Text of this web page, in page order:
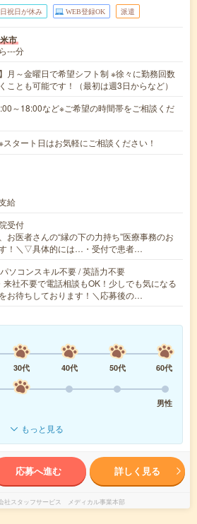
祝日が休み WEB登録OK 派遣
市
---分
月～金曜日で希望シフト制 ※徐々に勤務回数
ことも可能です！（最初は週3日からなど）
～18:00など※ご希望の時間帯をご相談くだ
タート日はお気軽にご相談ください！
給
受付
お医者さんの“縁の下の力持ち”医療事務のお
！＼▽具体的には…・受付で患者…
ソコンスキル不要 / 英語力不要
来社不要で電話相談もOK！少しでも気になる
お待ちしております！＼応募後の…
30代 40代 50代
60代
男性
もっと見る
応募へ進む 詳しく見る
社スタッフサービス メディカル事業本部